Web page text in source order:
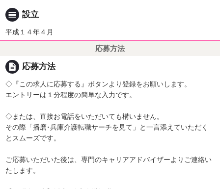
calendar_view_day 設立
平成１４年４月
応募方法
description 応募方法
◇『この求人に応募する』ボタンより登録をお願いします。
エントリーは１分程度の簡単な入力です。
◇または、直接お電話をいただいても構いません。
その際「播磨･兵庫介護転職サーチを見て」と一言添えていただく
とスムーズです。
ご応募いただいた後は、専門のキャリアアドバイザーよりご連絡い
たします。